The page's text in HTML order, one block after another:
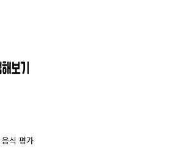
음식 평가